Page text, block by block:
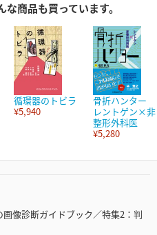
商品も買っています。
循環器のトビラ
¥5,940
骨折ハンター
レントゲン×非
整形外科医
¥5,280
画像診断ガイドブック／特集2：判